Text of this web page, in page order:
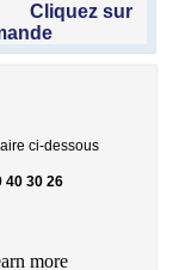
Cliquez sur
ci-dessous
40 30 26